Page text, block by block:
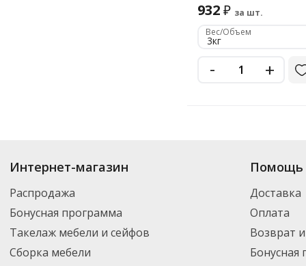
932₽ за шт.
Вес/Объем
3кг
- +
Купить
. В ассортименте интернет-
нужный товар и добавить его в корзину для дальнейшего
транспортной компанией DPD. Для постоянных клиентов - скидка,
Интернет-магазин
Распродажа
Бонусная программа
Такелаж мебели и сейфов
Сборка мебели
Помощь
Доставка
Оплата
Возврат
Бонусная